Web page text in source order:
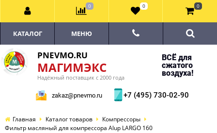
PNEVMO.RU
МАГИМЭКС
Надёжный поставщик с 2000 года
ВСЁ для
сжатого
воздуха!
zakaz@pnevmo.ru +7 (495) 730-02-90
КАТАЛОГ МЕНЮ
Главная Каталог товаров
Компрессоры
Фильтр масляный для компрессора Alup LARGO 160
0 0 0